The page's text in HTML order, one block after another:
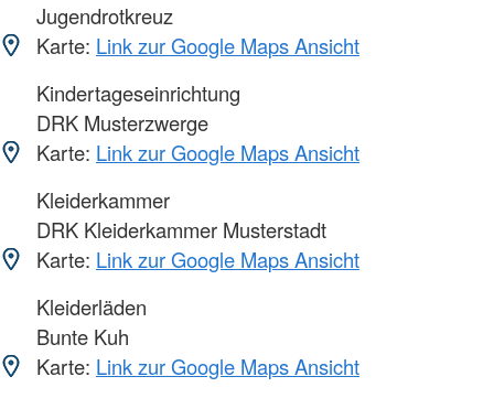
Jugendrotkreuz
Karte: Link zur Google Maps Ansicht
Kindertageseinrichtung
DRK Musterzwerge
Karte: Link zur Google Maps Ansicht
Kleiderkammer
DRK Kleiderkammer Musterstadt
Karte: Link zur Google Maps Ansicht
Kleiderläden
Bunte Kuh
Karte: Link zur Google Maps Ansicht